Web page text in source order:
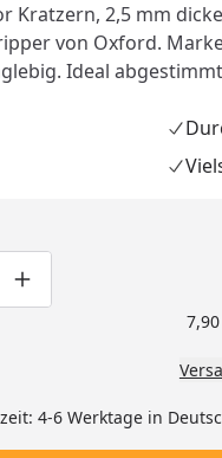
Kratzern, 2,5 mm
von Oxford.
Ideal
um eins verringern
manuell
Produktmenge um
4-6 Werktage in